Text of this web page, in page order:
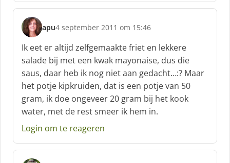
e
f
:
apu
s
c
h
r
e
e
f
4 september 2011 om 15:46
Ik eet er altijd zelfgemaakte friet en lekkere
salade bij met een kwak mayonaise, dus die
saus, daar heb ik nog niet aan gedacht…:? Maar
het potje kipkruiden, dat is een potje van 50
gram, ik doe ongeveer 20 gram bij het kook
water, met de rest smeer ik hem in.
Login om te reageren